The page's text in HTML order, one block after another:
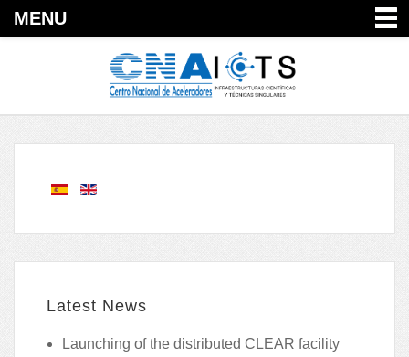
MENU
Latest News
Launching of the distributed CLEAR facility